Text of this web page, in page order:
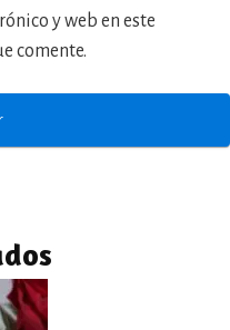
y web en este
comente.